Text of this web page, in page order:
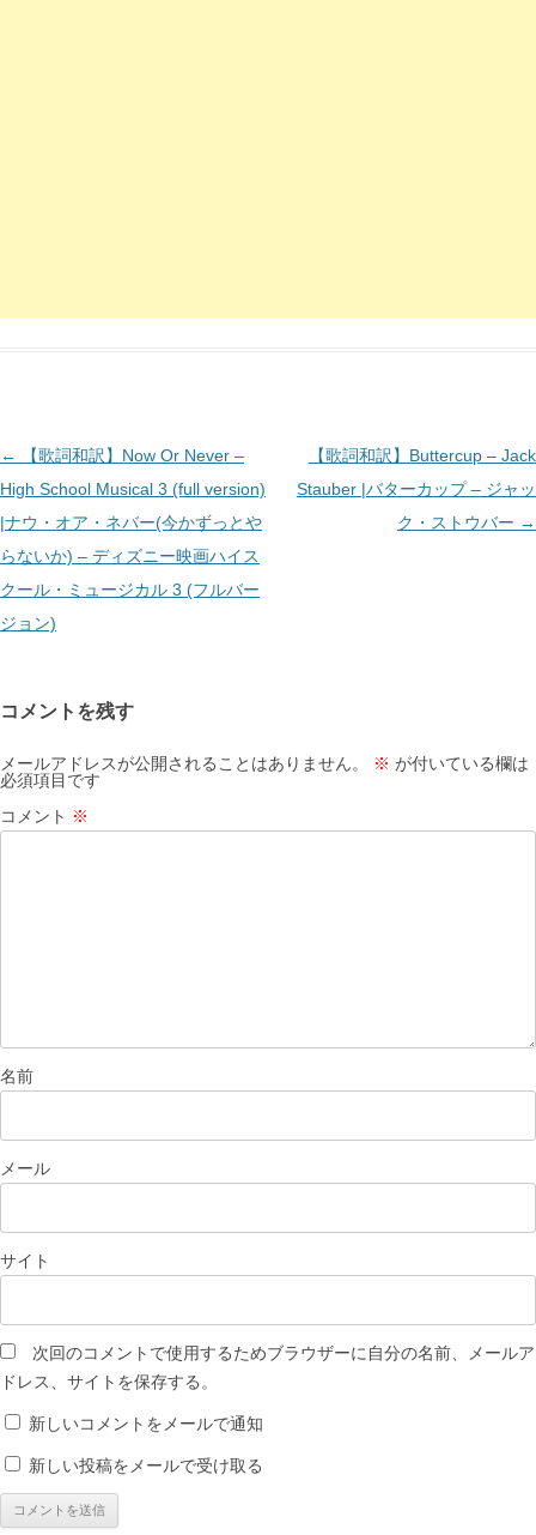
投
稿
ナ
ビ
ゲ
ー
ン
←
【歌詞和訳】Now Or Never –
High School Musical 3 (full version)
|ナウ・オア・ネバー(今かずっとや
らないか) – ディズニー映画ハイス
クール・ミュージカル 3 (フルバー
ジョン)
【歌詞和訳】Buttercup – Jack
Stauber |バターカップ – ジャッ
ク・ストウバー →
コメントを残す
メールアドレスが公開されることはありません。 ※ が付いている欄は
必須項目です
コメント ※
名前
メール
サイト
次回のコメントで使用するためブラウザーに自分の名前、メールア
ドレス、サイトを保存する。
新しいコメントをメールで通知
新しい投稿をメールで受け取る